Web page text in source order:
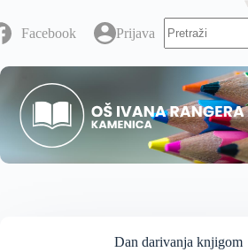
Facebook Prijava
Dan darivanja knjigom